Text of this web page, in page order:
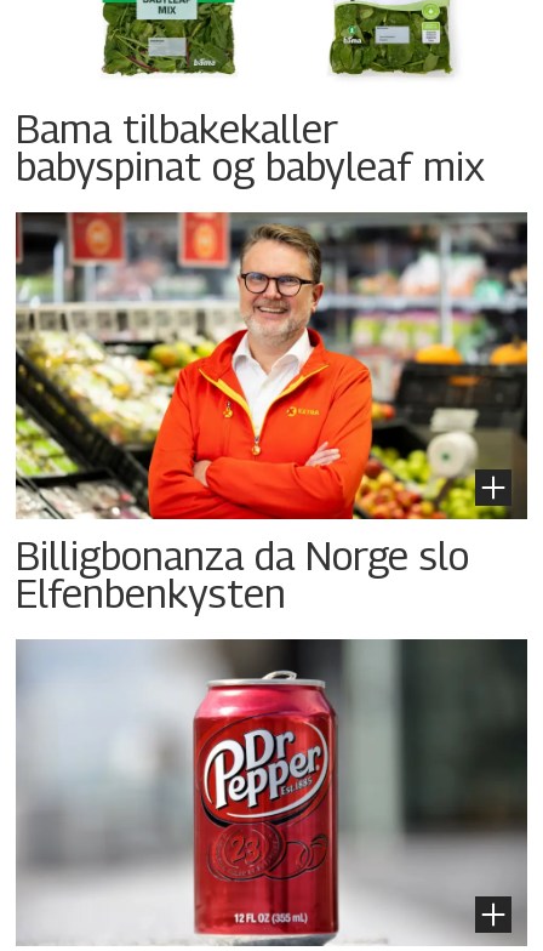
Bama tilbakekaller
babyspinat og babyleaf mix
Billigbonanza da Norge slo
Elfenbenkysten